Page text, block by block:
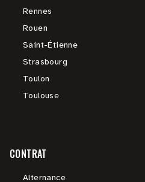
Rennes
Rouen
Saint-Étienne
Strasbourg
Toulon
Toulouse
CONTRAT
Alternance